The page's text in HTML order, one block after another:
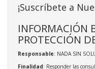
¡Suscríbete a
INFORMACIÓN
PROTECCIÓN
Responsable: NADA SIN
Finalidad: Responder las